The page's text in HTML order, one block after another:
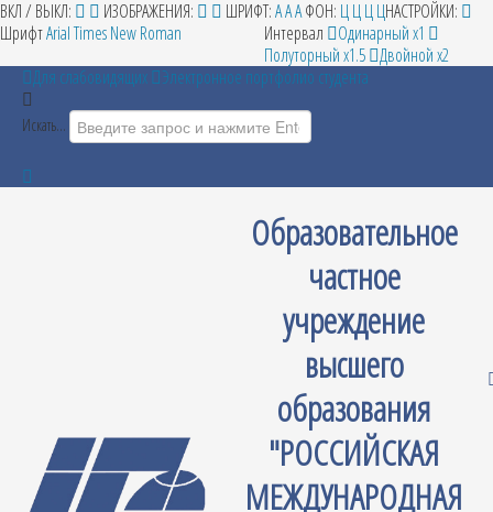
ВКЛ / ВЫКЛ: ИЗОБРАЖЕНИЯ: ШРИФТ:AAAФОН: ЦЦЦЦНАСТРОЙКИ:
ШрифтArialTimes New Roman Интервал
Одинарный х1
Полуторный х1.5 Двойной х2
Для слабовидящих
Электронное портфолио студента
Искать...
Образовательное
частное
учреждение
высшего
образования
"РОССИЙСКАЯ
МЕЖДУНАРОДНАЯ